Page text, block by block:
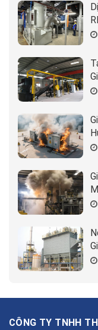
CÔNG TY TNHH